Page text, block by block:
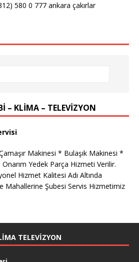
580 0 777 ankara çakırlar
– KLİMA – TELEVİZYON
Makinesi * Bulaşık Makinesi *
Yedek Parça Hizmeti Verilir.
Hizmet Kalitesi Adı Altında
Mahallerine Şubesi Servis Hizmetimiz
TELEVIZYON